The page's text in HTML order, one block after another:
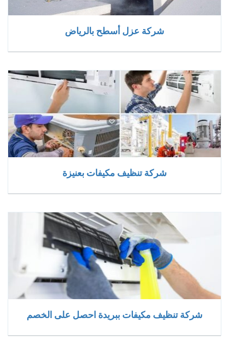
شركة عزل أسطح بالرياض
شركة تنظيف مكيفات بعنيزة
شركة تنظيف مكيفات ببريدة احصل على الخصم